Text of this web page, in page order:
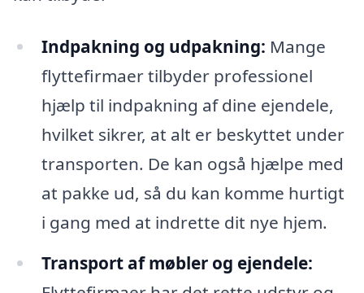
Indpakning og udpakning: Mange
flyttefirmaer tilbyder professionel
hjælp til indpakning af dine ejendele,
hvilket sikrer, at alt er beskyttet under
transporten. De kan også hjælpe med
at pakke ud, så du kan komme hurtigt
i gang med at indrette dit nye hjem.
Transport af møbler og ejendele: